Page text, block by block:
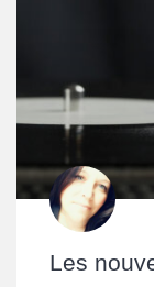
Les